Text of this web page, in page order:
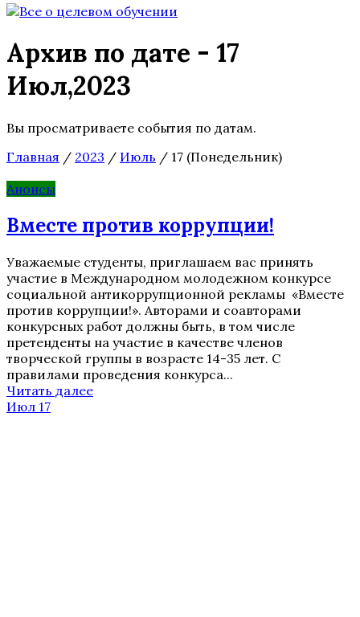
Архив по дате - 17
Июл,2023
Вы просматриваете события по датам.
Главная / 2023 / Июль / 17 (Понедельник)
Анонсы
Вместе против коррупции!
Уважаемые студенты, приглашаем вас принять
участие в Международном молодежном конкурсе
социальной антикоррупционной рекламы «Вместе
против коррупции!». Авторами и соавторами
конкурсных работ должны быть, в том числе
претенденты на участие в качестве членов
творческой группы в возрасте 14-35 лет. С
правилами проведения конкурса...
Читать далее
Июл 17